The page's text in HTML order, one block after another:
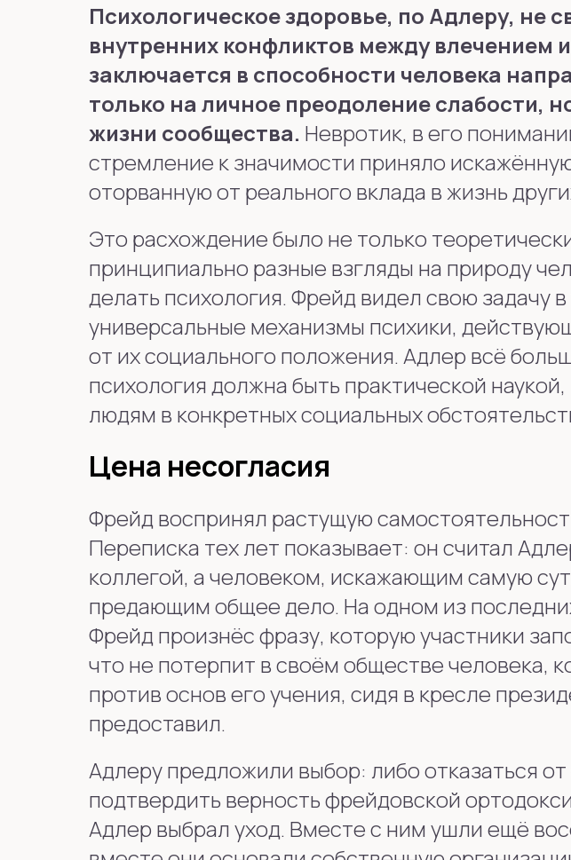
Психологическое здоровье, по Адлеру, не
внутренних конфликтов между влечением
заключается в способности человека
только на личное преодоление слабости,
жизни сообщества. Невротик, в его
стремление к значимости приняло
оторванную от реального вклада в жизнь
Это расхождение было не только
принципиально разные взгляды на природу
делать психология. Фрейд видел свою задачу
универсальные механизмы психики,
от их социального положения. Адлер всё
психология должна быть практической
людям в конкретных социальных
Цена несогласия
Фрейд воспринял растущую
Переписка тех лет показывает: он считал
коллегой, а человеком, искажающим самую
предающим общее дело. На одном из
Фрейд произнёс фразу, которую участники
что не потерпит в своём обществе человека,
против основ его учения, сидя в кресле
предоставил.
Адлеру предложили выбор: либо отказаться
подтвердить верность фрейдовской
Адлер выбрал уход. Вместе с ним ушли ещё